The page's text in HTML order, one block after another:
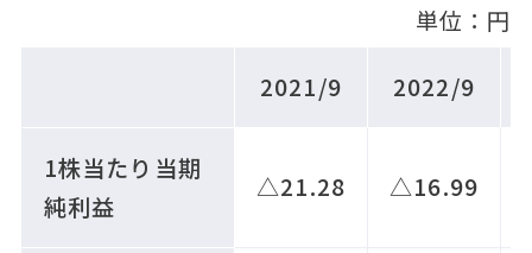
単位：円
2021/9
2022/9
1株当たり当期
純利益
△21.28 △16.99